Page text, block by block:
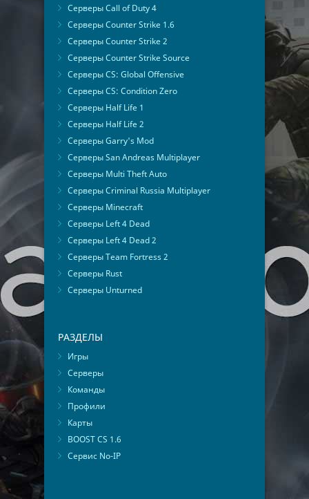
Серверы Call of Duty 4
Серверы Counter Strike 1.6
Серверы Counter Strike 2
Серверы Counter Strike Source
Серверы CS: Global Offensive
Серверы CS: Condition Zero
Серверы Half Life 1
Серверы Half Life 2
Серверы Garry's Mod
Серверы San Andreas Multiplayer
Серверы Multi Theft Auto
Серверы Criminal Russia Multiplayer
Серверы Minecraft
Серверы Left 4 Dead
Серверы Left 4 Dead 2
Серверы Team Fortress 2
Серверы Rust
Серверы Unturned
РАЗДЕЛЫ
Игры
Серверы
Команды
Профили
Карты
BOOST CS 1.6
Сервис No-IP